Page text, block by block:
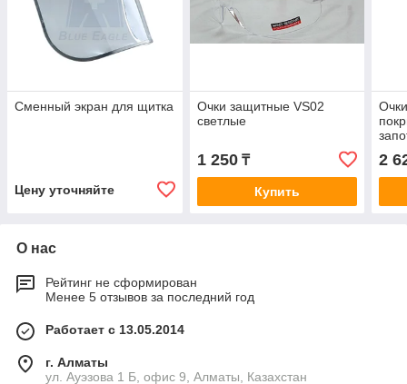
Сменный экран для щитка
Цену уточняйте
Очки защитные VS02
светлые
1 250₸
Купить
2
О нас
Рейтинг не сформирован
Менее 5 отзывов за последний год
Работает с 13.05.2014
г. Алматы
ул. Ауэзова 1 Б, офис 9, Алматы, Казахстан